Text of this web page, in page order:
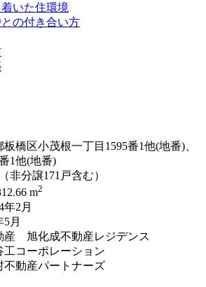
いた住環境
の付き合い方
橋区小茂根一丁目1595番1他(地番)、
1他(地番)
非分譲171戸含む）
m2
2月
月
産 旭化成不動産レジデンス
工コーポレーション
不動産パートナーズ